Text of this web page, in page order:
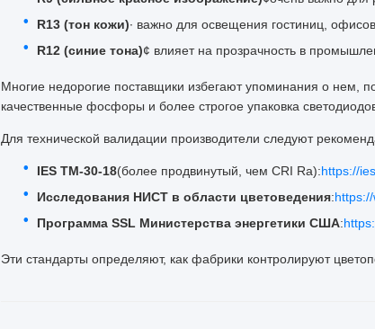
R13 (тон кожи)∙ важно для освещения гостиниц,
R12 (синие тона)¢ влияет на прозрачность в
Многие недорогие поставщики избегают упоминания о нем,
качественные фосфоры и более строгое упаковка
Для технической валидации производители следуют
IES TM-30-18(более продвинутый, чем CRI Ra):https://
Исследования НИСТ в области цветоведения:
Программа SSL Министерства энергетики США:
Эти стандарты определяют, как фабрики контролируют